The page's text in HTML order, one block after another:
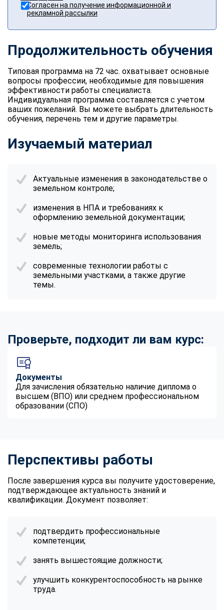
Согласен на получение информационной и
рекламной рассылки
Продолжительность обучения
Типовая программа на 72 час. охватывает основные
вопросы профессии, необходимые для повышения
эффективности работы специалиста.
Индивидуальная программа составляется с учетом
ваших пожеланий. Вы можете выбрать длительность
обучения, перечень тем и другие параметры.
Изучаемый материал
Актуальные изменения в законодательстве о
земельном контроле;
изменения в НПА и требованиях к
оформлению земельной документации;
новые методы мониторинга использования
земель;
современные технологии работы с
земельными участками, а также другие
темы.
Проверьте, подходит ли вам курс:
Документы
Для зачисления обязательно наличие диплома о
высшем (ВПО) или среднем профессиональном
образовании (СПО)
Перспективы работы
После завершения курса вы получите удостоверение,
подтверждающее актуальность знаний и
квалификации. Документ позволяет:
подтвердить профессиональные
компетенции;
занять вышестоящие должности;
улучшить конкурентоспособность на рынке
труда.